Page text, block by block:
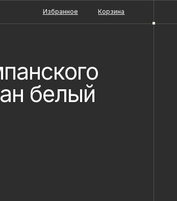
Корзина
белый